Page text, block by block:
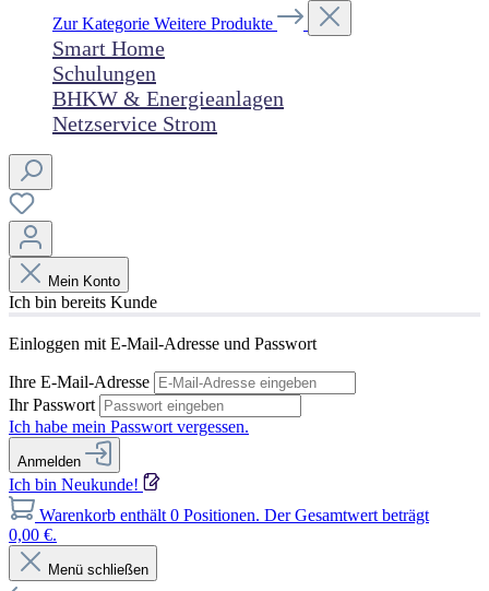
Zur Kategorie Weitere Produkte
Smart Home
Schulungen
BHKW & Energieanlagen
Netzservice Strom
Mein Konto
Ich bin bereits Kunde
Einloggen mit E-Mail-Adresse und Passwort
Ihre E-Mail-Adresse
Ihr Passwort
Ich habe mein Passwort vergessen.
Anmelden
Ich bin Neukunde!
Warenkorb enthält 0 Positionen. Der Gesamtwert beträgt
0,00 €.
Menü schließen